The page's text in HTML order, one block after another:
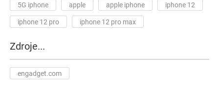
5G iphone apple apple iphone iphone 12
iphone 12 pro iphone 12 pro max
Zdroje...
engadget.com